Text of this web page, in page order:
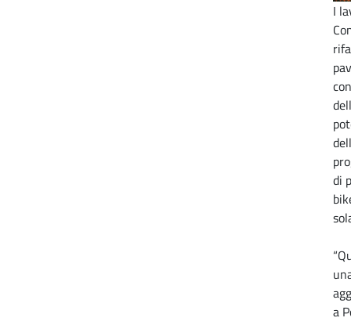
I
di
a